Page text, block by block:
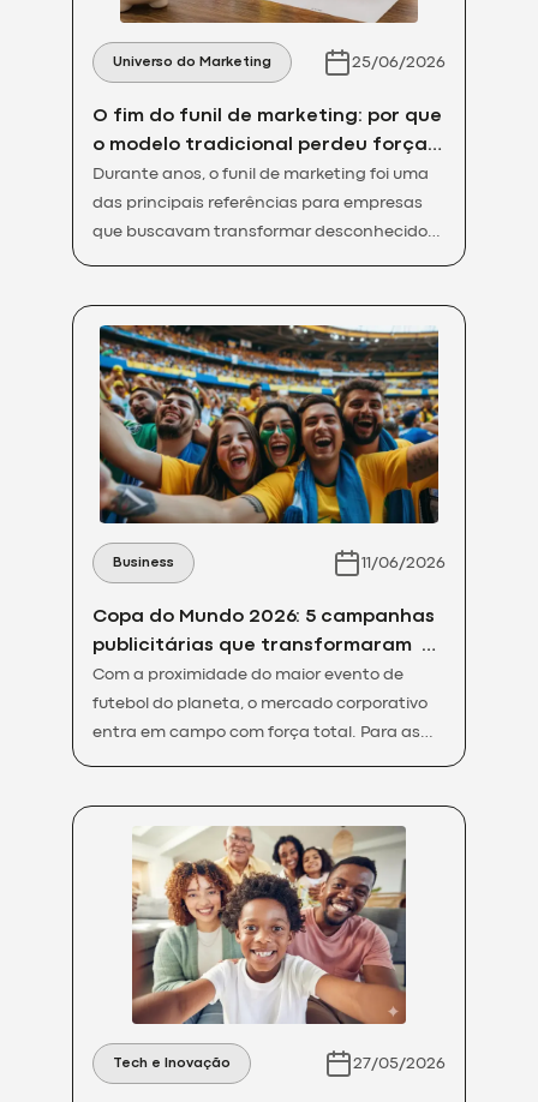
Universo do Marketing 25/06/2026
O fim do funil de marketing: por que
o modelo tradicional perdeu força e
o que funciona agora
Durante anos, o funil de marketing foi uma
das principais referências para empresas
que buscavam transformar desconhecidos
estratégias de geração de leads, mas o
comportamento do consumidor mudou.
Hoje, as jornadas são menos previsíveis,
mais rápidas […]
Business 11/06/2026
Copa do Mundo 2026: 5 campanhas
publicitárias que transformaram o
conceito de marketing de
oportunidade
Com a proximidade do maior evento de
futebol do planeta, o mercado corporativo
entra em campo com força total. Para as
engajamento em massa. O chamado
marketing de oportunidade é o principal
motor dessa movimentação, transformando
eventos sazonais em […]
Tech e Inovação 27/05/2026